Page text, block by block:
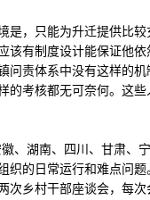
，只能为升迁提供比较
有制度设计能保证他
问责体系中没有这样的
考核都无可奈何。这
湖南、四川、甘肃、
织的日常运行和难点问
乡村干部座谈会，每